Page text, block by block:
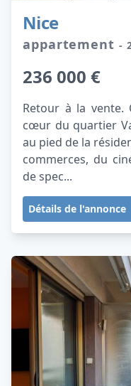
Nice
appartement -
236 000 €
Retour à la vente.
cœur du quartier
au pied de la
commerces, du
de spec...
Détails de l'annonce